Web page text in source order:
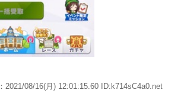
：2021/08/16(月) 12:01:15.60 ID:k714sC4a0.net